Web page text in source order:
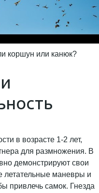
коршун или канюк?
в возрасте 1-2 лет,
для размножения. В
демонстрируют свои
летательные маневры и
привлечь самок. Гнезда